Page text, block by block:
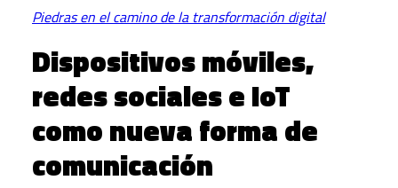
Piedras en el camino de la transformación digital
Dispositivos móviles,
redes sociales e IoT
como nueva forma de
comunicación